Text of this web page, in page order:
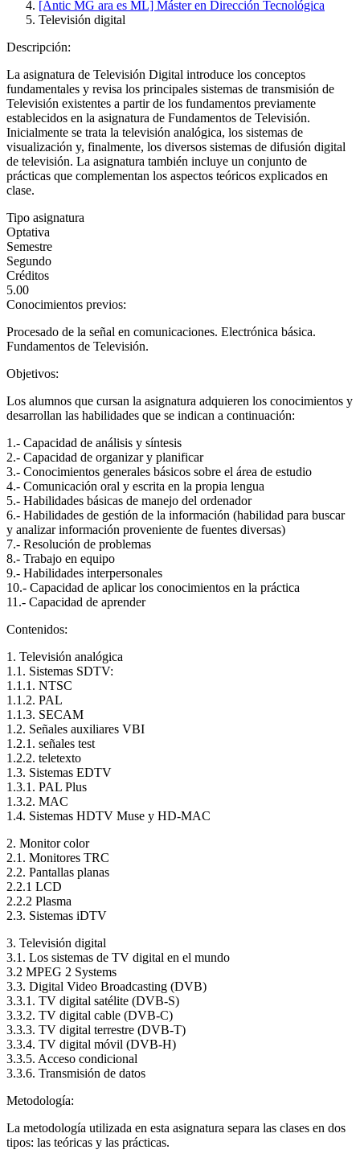
[Antic MG ara es ML] Máster en Dirección Tecnológica
Televisión digital
Descripción:
La asignatura de Televisión Digital introduce los conceptos
fundamentales y revisa los principales sistemas de transmisión de
Televisión existentes a partir de los fundamentos previamente
establecidos en la asignatura de Fundamentos de Televisión.
Inicialmente se trata la televisión analógica, los sistemas de
visualización y, finalmente, los diversos sistemas de difusión digital
de televisión. La asignatura también incluye un conjunto de
prácticas que complementan los aspectos teóricos explicados en
clase.
Tipo asignatura
Optativa
Semestre
Segundo
Créditos
5.00
Conocimientos previos:
Procesado de la señal en comunicaciones. Electrónica básica.
Fundamentos de Televisión.
Objetivos:
Los alumnos que cursan la asignatura adquieren los conocimientos y
desarrollan las habilidades que se indican a continuación:
1.- Capacidad de análisis y síntesis
2.- Capacidad de organizar y planificar
3.- Conocimientos generales básicos sobre el área de estudio
4.- Comunicación oral y escrita en la propia lengua
5.- Habilidades básicas de manejo del ordenador
6.- Habilidades de gestión de la información (habilidad para buscar
y analizar información proveniente de fuentes diversas)
7.- Resolución de problemas
8.- Trabajo en equipo
9.- Habilidades interpersonales
10.- Capacidad de aplicar los conocimientos en la práctica
11.- Capacidad de aprender
Contenidos:
1. Televisión analógica
1.1. Sistemas SDTV:
1.1.1. NTSC
1.1.2. PAL
1.1.3. SECAM
1.2. Señales auxiliares VBI
1.2.1. señales test
1.2.2. teletexto
1.3. Sistemas EDTV
1.3.1. PAL Plus
1.3.2. MAC
1.4. Sistemas HDTV Muse y HD-MAC
2. Monitor color
2.1. Monitores TRC
2.2. Pantallas planas
2.2.1 LCD
2.2.2 Plasma
2.3. Sistemas iDTV
3. Televisión digital
3.1. Los sistemas de TV digital en el mundo
3.2 MPEG 2 Systems
3.3. Digital Video Broadcasting (DVB)
3.3.1. TV digital satélite (DVB-S)
3.3.2. TV digital cable (DVB-C)
3.3.3. TV digital terrestre (DVB-T)
3.3.4. TV digital móvil (DVB-H)
3.3.5. Acceso condicional
3.3.6. Transmisión de datos
Metodología:
La metodología utilizada en esta asignatura separa las clases en dos
tipos: las teóricas y las prácticas.